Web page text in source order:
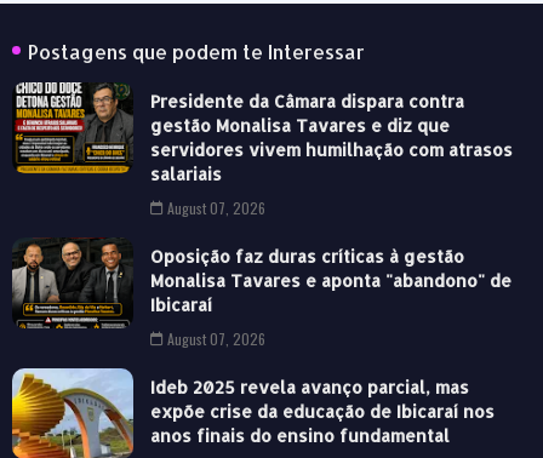
Postagens que podem te Interessar
Presidente da Câmara dispara contra
gestão Monalisa Tavares e diz que
servidores vivem humilhação com atrasos
salariais
August 07, 2026
Oposição faz duras críticas à gestão
Monalisa Tavares e aponta "abandono" de
Ibicaraí
August 07, 2026
Ideb 2025 revela avanço parcial, mas
expõe crise da educação de Ibicaraí nos
anos finais do ensino fundamental